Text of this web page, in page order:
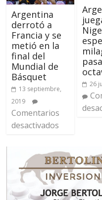
Argentina
derrotó a
Francia y se
metió en la
final del
Mundial de
Básquet
13 septiembre,
2019
Comentarios
desactivados
26